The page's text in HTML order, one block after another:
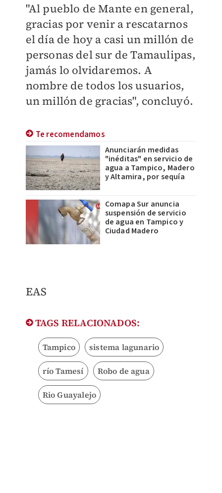
"Al pueblo de Mante en general,
gracias por venir a rescatarnos
el día de hoy a casi un millón de
personas del sur de Tamaulipas,
jamás lo olvidaremos. A
nombre de todos los usuarios,
un millón de gracias", concluyó.
Te recomendamos
Anunciarán medidas
"inéditas" en servicio de
agua a Tampico, Madero
y Altamira, por sequía
Comapa Sur anuncia
suspensión de servicio
de agua en Tampico y
Ciudad Madero
EAS
TAGS RELACIONADOS:
Tampico sistema lagunario
río Tamesí Robo de agua
Rio Guayalejo